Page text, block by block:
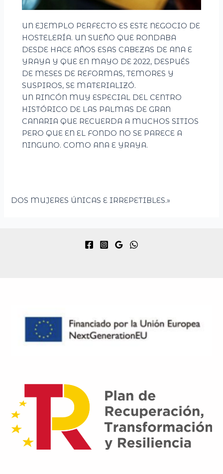
UN EJEMPLO PERFECTO ES ESTE NEGOCIO DE
HOSTELERÍA. UN SUEÑO QUE RONDABA
DESDE HACE AÑOS ESAS CABEZAS DE ANA E
YRAYA Y QUE EN MAYO DE 2022, DESPUÉS
DE MESES DE REFORMAS, TEMORES Y
SUSPIROS, SE MATERIALIZÓ.
UN RINCÓN MUY ESPECIAL DEL CENTRO
HISTÓRICO DE LAS PALMAS DE GRAN
CANARIA QUE RECUERDA A MUCHOS SITIOS
PERO QUE EN EL FONDO NO SE PARECE A
NINGUNO. COMO ANA E YRAYA.
DOS MUJERES ÚNICAS E IRREPETIBLES.»